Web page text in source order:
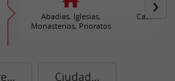
Abadias, Iglesias,
Monasterios, Prioratos
Castillos /
Ciudad...